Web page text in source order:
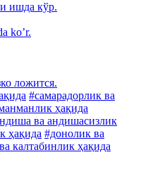
ишда кўр.
koʼr.
ложится.
#самарадорлик ва
ҳақида
ва андишасизлик
ҳақида #донолик ва
калтабинлик ҳақида